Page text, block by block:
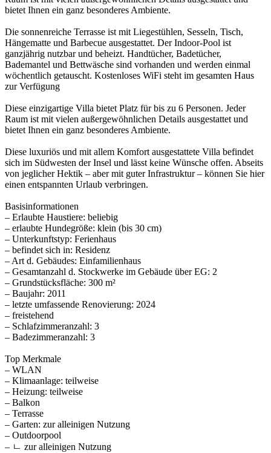
bietet Ihnen ein ganz besonderes Ambiente.
Die sonnenreiche Terrasse ist mit Liegestühlen, Sesseln, Tisch,
Hängematte und Barbecue ausgestattet. Der Indoor-Pool ist
ganzjährig nutzbar und beheizt. Handtücher, Badetücher,
Bademantel und Bettwäsche sind vorhanden und werden einmal
wöchentlich getauscht. Kostenloses WiFi steht im gesamten Haus
zur Verfügung
Diese einzigartige Villa bietet Platz für bis zu 6 Personen. Jeder
Raum ist mit vielen außergewöhnlichen Details ausgestattet und
bietet Ihnen ein ganz besonderes Ambiente.
Diese luxuriös und mit allem Komfort ausgestattete Villa befindet
sich im Südwesten der Insel und lässt keine Wünsche offen. Abseits
von jeglicher Hektik – aber mit guter Infrastruktur – können Sie hier
einen entspannten Urlaub verbringen.
Basisinformationen
– Erlaubte Haustiere: beliebig
– erlaubte Hundegröße: klein (bis 30 cm)
– Unterkunftstyp: Ferienhaus
– befindet sich in: Residenz
– Art d. Gebäudes: Einfamilienhaus
– Gesamtanzahl d. Stockwerke im Gebäude über EG: 2
– Grundstücksfläche: 300 m²
– Baujahr: 2011
– letzte umfassende Renovierung: 2024
– freistehend
– Schlafzimmeranzahl: 3
– Badezimmeranzahl: 3
Top Merkmale
– WLAN
– Klimaanlage: teilweise
– Heizung: teilweise
– Balkon
– Terrasse
– Garten: zur alleinigen Nutzung
– Outdoorpool
– ㄴ zur alleinigen Nutzung